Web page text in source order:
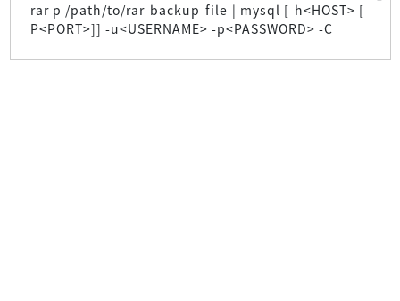
rar p /path/to/rar-backup-file | mysql [-h<HOST> [-
P<PORT>]] -u<USERNAME> -p<PASSWORD> -C